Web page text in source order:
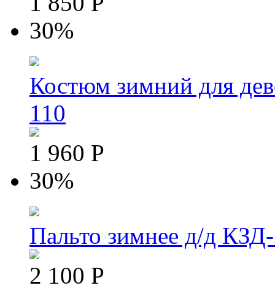
30%
Костюм зимний для
110
1 960 Р
30%
Пальто зимнее д/д
2 100 Р